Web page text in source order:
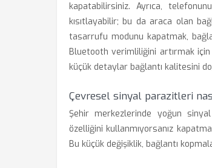
kapatabilirsiniz. Ayrıca,
kısıtlayabilir; bu da araca olan
tasarrufu modunu kapatmak,
Bluetooth verimliliğini artırmak
küçük detaylar bağlantı kalitesini
Çevresel sinyal parazitleri
Şehir merkezlerinde yoğun sinyal
özelliğini kullanmıyorsanız
Bu küçük değişiklik, bağlantı